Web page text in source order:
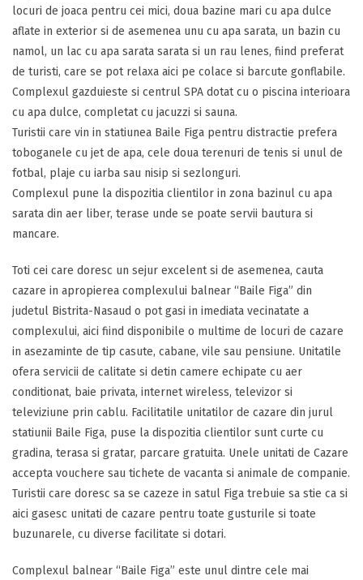
locuri de joaca pentru cei mici, doua bazine mari cu apa dulce
aflate in exterior si de asemenea unu cu apa sarata, un bazin cu
namol, un lac cu apa sarata sarata si un rau lenes, fiind preferat
de turisti, care se pot relaxa aici pe colace si barcute gonflabile.
Complexul gazduieste si centrul SPA dotat cu o piscina interioara
cu apa dulce, completat cu jacuzzi si sauna.
Turistii care vin in statiunea Baile Figa pentru distractie prefera
toboganele cu jet de apa, cele doua terenuri de tenis si unul de
fotbal, plaje cu iarba sau nisip si sezlonguri.
Complexul pune la dispozitia clientilor in zona bazinul cu apa
sarata din aer liber, terase unde se poate servii bautura si
mancare.
Toti cei care doresc un sejur excelent si de asemenea, cauta
cazare in apropierea complexului balnear “Baile Figa” din
judetul Bistrita-Nasaud o pot gasi in imediata vecinatate a
complexului, aici fiind disponibile o multime de locuri de cazare
in asezaminte de tip casute, cabane, vile sau pensiune. Unitatile
ofera servicii de calitate si detin camere echipate cu aer
conditionat, baie privata, internet wireless, televizor si
televiziune prin cablu. Facilitatile unitatilor de cazare din jurul
statiunii Baile Figa, puse la dispozitia clientilor sunt curte cu
gradina, terasa si gratar, parcare gratuita. Unele unitati de Cazare
accepta vouchere sau tichete de vacanta si animale de companie.
Turistii care doresc sa se cazeze in satul Figa trebuie sa stie ca si
aici gasesc unitati de cazare pentru toate gusturile si toate
buzunarele, cu diverse facilitate si dotari.
Complexul balnear “Baile Figa” este unul dintre cele mai